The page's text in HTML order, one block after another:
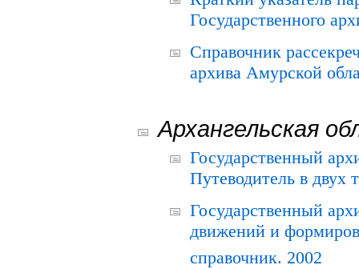
Государственного
Справочник
архива Амурской
Архангельская
Государственный
Путеводитель в двух
Государственный
движений и
справочник. 2002